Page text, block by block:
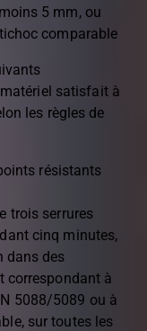
5 mm, ou
comparable
satisfait à
les règles de
résistants
trois serrures
cinq minutes,
dans des
correspondant à
5088/5089 ou à
sur toutes les